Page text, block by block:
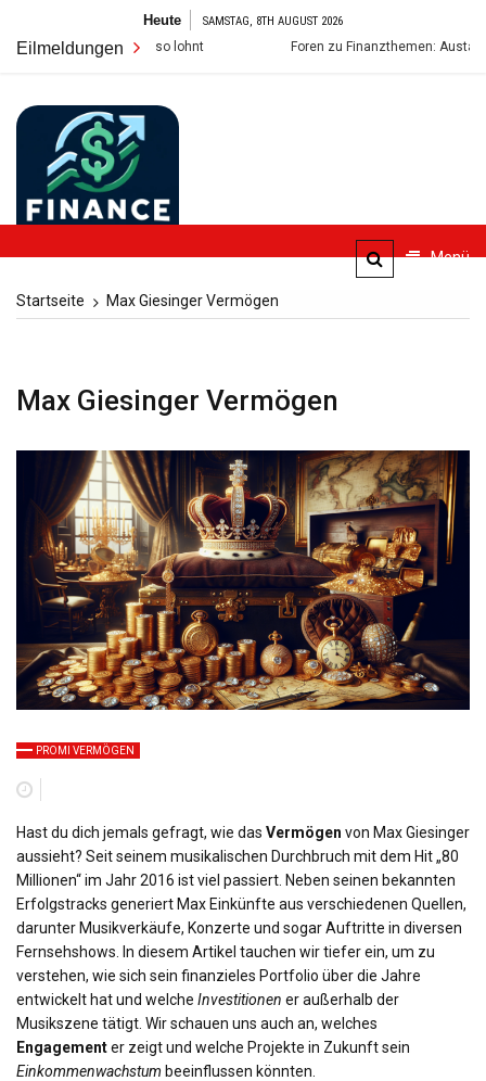
springen
Heute SAMSTAG, 8TH AUGUST 2026
Eilmeldungen
so lohnt Foren zu Finanzthemen: Austausch, Risiken
Finanzielle Bildung für alle Menü
Startseite Max Giesinger Vermögen
Max Giesinger Vermögen
PROMI VERMÖGEN
Hast du dich jemals gefragt, wie das Vermögen von Max Giesinger
aussieht? Seit seinem musikalischen Durchbruch mit dem Hit „80
Millionen“ im Jahr 2016 ist viel passiert. Neben seinen bekannten
Erfolgstracks generiert Max Einkünfte aus verschiedenen Quellen,
darunter Musikverkäufe, Konzerte und sogar Auftritte in diversen
Fernsehshows. In diesem Artikel tauchen wir tiefer ein, um zu
verstehen, wie sich sein finanzieles Portfolio über die Jahre
entwickelt hat und welche Investitionen er außerhalb der
Musikszene tätigt. Wir schauen uns auch an, welches
Engagementer zeigt und welche Projekte in Zukunft sein
Einkommenwachstum beeinflussen könnten.